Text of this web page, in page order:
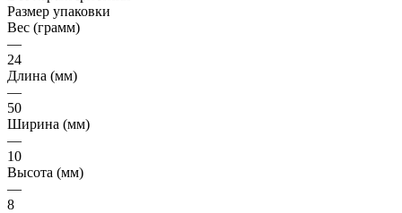
Размер упаковки
Вес (грамм)
—
24
Длина (мм)
—
50
Ширина (мм)
—
10
Высота (мм)
—
8